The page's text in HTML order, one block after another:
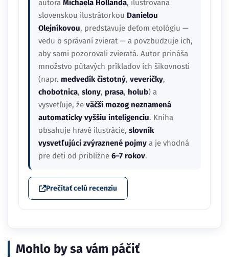
autora Michaela Hollanda, ilustrovaná
slovenskou ilustrátorkou Danielou
Olejníkovou, predstavuje deťom etológiu —
vedu o správaní zvierat — a povzbudzuje ich,
aby sami pozorovali zvieratá. Autor prináša
množstvo pútavých príkladov ich šikovnosti
(napr. medvedík čistotný, veveričky,
chobotnica, slony, prasa, holub) a
vysvetľuje, že väčší mozog neznamená
automaticky vyššiu inteligenciu. Kniha
obsahuje hravé ilustrácie, slovník
vysvetľujúci zvýraznené pojmy a je vhodná
pre deti od približne 6–7 rokov.
Prečítať celú recenziu
Mohlo by sa vám páčiť